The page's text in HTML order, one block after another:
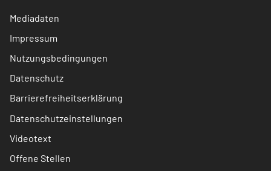
Mediadaten
Impressum
Nutzungsbedingungen
Datenschutz
Barrierefreiheitserklärung
Datenschutzeinstellungen
Videotext
Offene Stellen